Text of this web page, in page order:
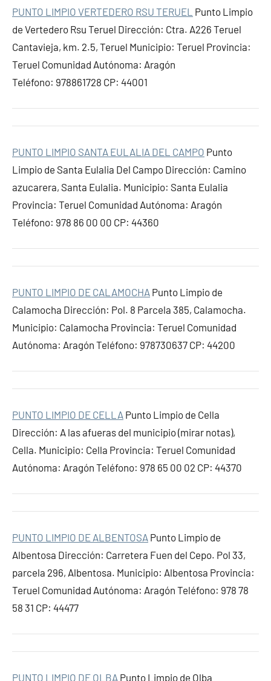
PUNTO LIMPIO VERTEDERO RSU TERUEL Punto Limpio
de Vertedero Rsu Teruel Dirección: Ctra. A226 Teruel
Cantavieja, km. 2.5, Teruel Municipio: Teruel Provincia:
Teruel Comunidad Autónoma: Aragón
Teléfono: 978861728 CP: 44001
PUNTO LIMPIO SANTA EULALIA DEL CAMPO Punto
Limpio de Santa Eulalia Del Campo Dirección: Camino
azucarera, Santa Eulalia. Municipio: Santa Eulalia
Provincia: Teruel Comunidad Autónoma: Aragón
Teléfono: 978 86 00 00 CP: 44360
PUNTO LIMPIO DE CALAMOCHA Punto Limpio de
Calamocha Dirección: Pol. 8 Parcela 385, Calamocha.
Municipio: Calamocha Provincia: Teruel Comunidad
Autónoma: Aragón Teléfono: 978730637 CP: 44200
PUNTO LIMPIO DE CELLA Punto Limpio de Cella
Dirección: A las afueras del municipio (mirar notas),
Cella. Municipio: Cella Provincia: Teruel Comunidad
Autónoma: Aragón Teléfono: 978 65 00 02 CP: 44370
PUNTO LIMPIO DE ALBENTOSA Punto Limpio de
Albentosa Dirección: Carretera Fuen del Cepo. Pol 33,
parcela 296, Albentosa. Municipio: Albentosa Provincia:
Teruel Comunidad Autónoma: Aragón Teléfono: 978 78
58 31 CP: 44477
PUNTO LIMPIO DE OLBA Punto Limpio de Olba